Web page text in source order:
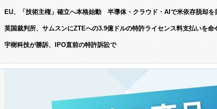
EU、「技術主権」確立へ本格始動 半導体・クラウド・AIで米依存脱却を
英国裁判所、サムスンにZTEへの3.9億ドルの特許ライセンス料支払いを命
宇樹科技が勝訴、IPO直前の特許訴訟で